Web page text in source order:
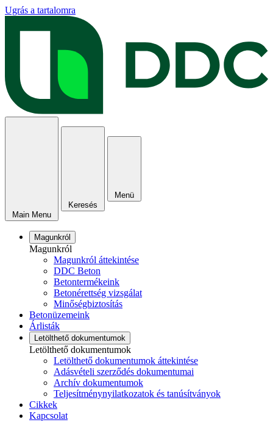
Ugrás a tartalomra
Main Menu
Keresés
Menü
Magunkról
Magunkról
Magunkról áttekintése
DDC Beton
Betontermékeink
Betonérettség vizsgálat
Minőségbiztosítás
Betonüzemeink
Árlisták
Letölthető dokumentumok
Letölthető dokumentumok
Letölthető dokumentumok áttekintése
Adásvételi szerződés dokumentumai
Archív dokumentumok
Teljesítménynyilatkozatok és tanúsítványok
Cikkek
Kapcsolat